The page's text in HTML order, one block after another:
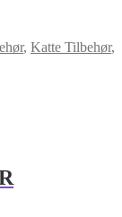
, Katte Tilbehør,